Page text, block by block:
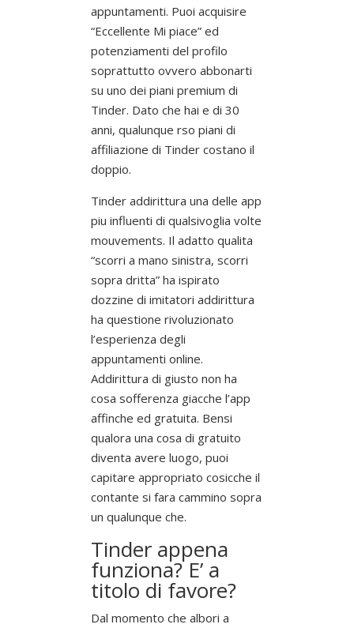
appuntamenti. Puoi acquisire
“Eccellente Mi piace” ed
potenziamenti del profilo
soprattutto ovvero abbonarti
su uno dei piani premium di
Tinder. Dato che hai e di 30
anni, qualunque rso piani di
affiliazione di Tinder costano il
doppio.
Tinder addirittura una delle app
piu influenti di qualsivoglia volte
mouvements. Il adatto qualita
“scorri a mano sinistra, scorri
sopra dritta” ha ispirato
dozzine di imitatori addirittura
ha questione rivoluzionato
l’esperienza degli
appuntamenti online.
Addirittura di giusto non ha
cosa sofferenza giacche l’app
affinche ed gratuita. Bensi
qualora una cosa di gratuito
diventa avere luogo, puoi
capitare appropriato cosicche il
contante si fara cammino sopra
un qualunque che.
Tinder appena
funziona? E’ a
titolo di favore?
Dal momento che albori a